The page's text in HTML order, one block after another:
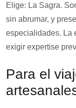
Elige: La Sagra.
sin abrumar, y
especialidades. La
exigir expertise
Para el